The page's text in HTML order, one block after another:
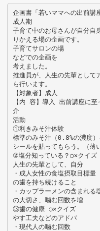
企画書「若いママへの出前講
成人期
子育て中のお母さんが自分自
りかえる場の企画です。
子育てサロンの場
などでの企画を
考えました。
推進員が、人生の先輩として
ら行います。
【対象者】成人
【内 容】導入 出前講座に至
介
活動
①利きみそ汁体験
標準のみそ汁（0.8%の濃度
シールを貼ってもらう。（薄
②塩分知っている？○×クイズ
人生の先輩として、自分
・成人女性の食塩摂取目標量
の歯を持ち続けること
・カップラーメンの含まれる
の大切さ、噛む回数を増
③歯の健康 ○×クイズ
やす工夫などのアドバ
・現代人の噛む回数